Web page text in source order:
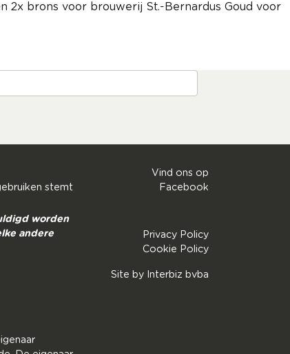
2x brons voor brouwerij St.-Bernardus Goud voor
stemt
worden
andere
Vind ons op
Facebook
Privacy Policy
Cookie Policy
Site by Interbiz bvba